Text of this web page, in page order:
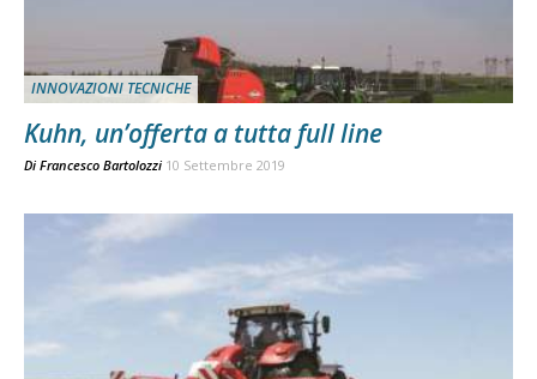
INNOVAZIONI TECNICHE
Kuhn, un’offerta a tutta full line
Di Francesco Bartolozzi 10 Settembre 2019